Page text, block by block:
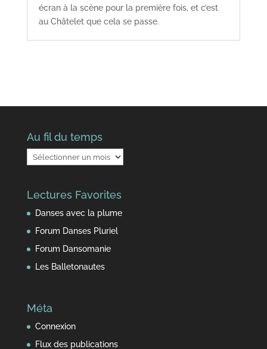
écran à la scène pour la première fois, et c’est
au Châtelet que cela se passe.
Au fil du temps
Au
fil
temps
Lectures Favorites
Danses avec la plume
Forum Danses Pluriel
Forum Dansomanie
Les Balletonautes
Méta
Connexion
Flux des publications